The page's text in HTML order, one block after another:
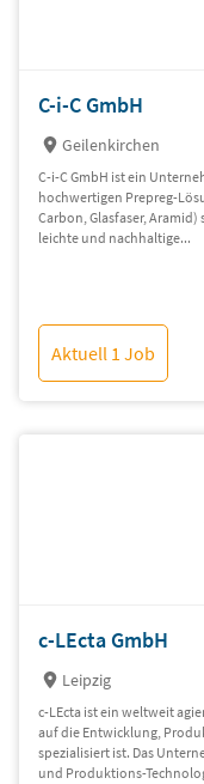
C-i-C GmbH
Geilenkirchen
C-i-C GmbH ist ein
hochwertigen Prepreg-
Carbon, Glasfaser,
leichte und nachhaltige...
Aktuell 1 Job
c-LEcta GmbH
Leipzig
c-LEcta ist ein weltweit
auf die Entwicklung,
spezialisiert ist. Das
und Produktions-